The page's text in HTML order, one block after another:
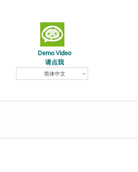
Demo Video
请点我
简体中文